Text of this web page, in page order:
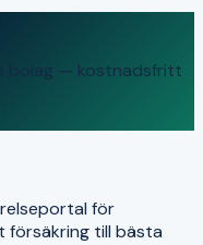
bolag — kostnadsfritt
för
försäkring till bästa